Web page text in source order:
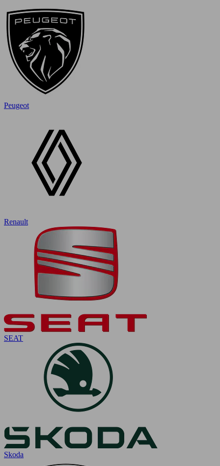
Peugeot
Renault
SEAT
Skoda